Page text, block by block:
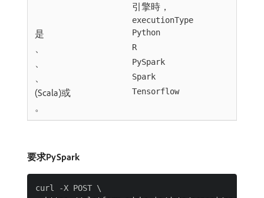
引擎時，
executionType
是 Python
、 R
、 PySpark
、 Spark
(Scala)或 Tensorflow
。
要求PySpark
curl -X POST \